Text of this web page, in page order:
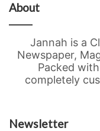
About
Jannah is a
Newspaper,
Packed
completely
Newsletter